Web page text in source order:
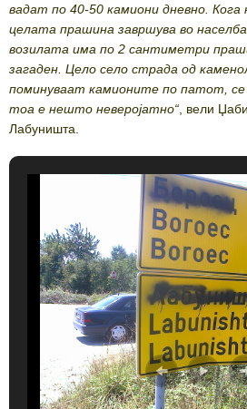
вадат по 40-50 камиони дневно.
целата прашина завршува во
возилата има по 2 сантиметри
загаден. Цело село страда од
поминуваат камионите по патот, се
тоа е нешто неверојатно“ , вели
Лабуништа.